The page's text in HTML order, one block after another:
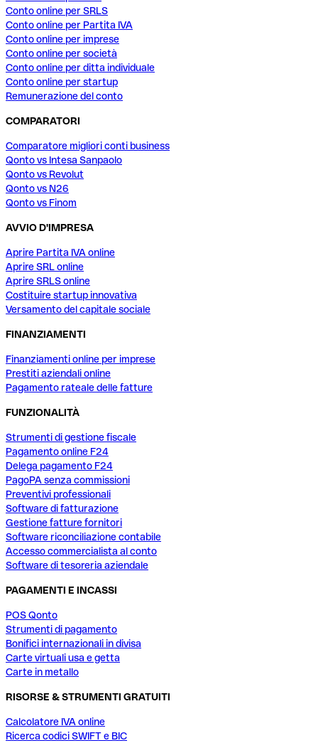
Conto online per SRLS
Conto online per Partita IVA
Conto online per imprese
Conto online per società
Conto online per ditta individuale
Conto online per startup
Remunerazione del conto
COMPARATORI
Comparatore migliori conti business
Qonto vs Intesa Sanpaolo
Qonto vs Revolut
Qonto vs N26
Qonto vs Finom
AVVIO D'IMPRESA
Aprire Partita IVA online
Aprire SRL online
Aprire SRLS online
Costituire startup innovativa
Versamento del capitale sociale
FINANZIAMENTI
Finanziamenti online per imprese
Prestiti aziendali online
Pagamento rateale delle fatture
FUNZIONALITÀ
Strumenti di gestione fiscale
Pagamento online F24
Delega pagamento F24
PagoPA senza commissioni
Preventivi professionali
Software di fatturazione
Gestione fatture fornitori
Software riconciliazione contabile
Accesso commercialista al conto
Software di tesoreria aziendale
PAGAMENTI E INCASSI
POS Qonto
Strumenti di pagamento
Bonifici internazionali in divisa
Carte virtuali usa e getta
Carte in metallo
RISORSE & STRUMENTI GRATUITI
Calcolatore IVA online
Ricerca codici SWIFT e BIC